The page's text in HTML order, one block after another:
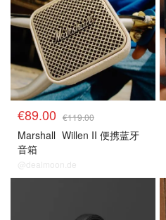
€89.00 €119.00
Marshall Willen II 便携蓝牙
音箱
@dealmoon.de